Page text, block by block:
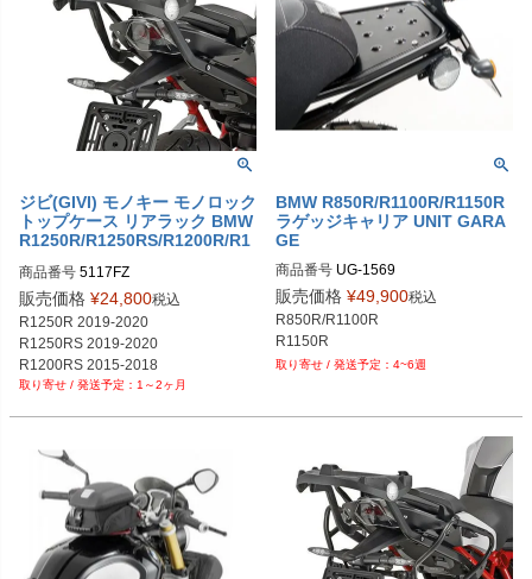
ジビ(GIVI) モノキー モノロック
トップケース リアラック BMW
R1250R/R1250RS/R1200R/R1
商品番号 5117FZ
販売価格 ¥24,800税込
R1250R 2019-2020
R1250RS 2019-2020
R1200RS 2015-2018
R1200R 2015-20181～2ヶ月
BMW R850R/R1100R/R1150R
ラゲッジキャリア UNIT GARA
GE
商品番号 UG-1569
M品番：1569
販売価格 ¥49,900税込
R850R/R1100R
R1150R
4~6週